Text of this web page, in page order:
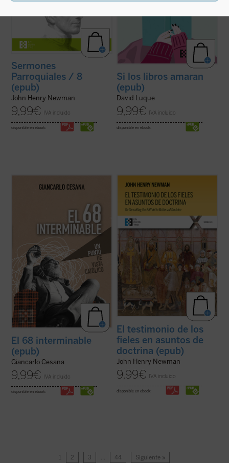
Sermones
Parroquiales / 8
(epub)
John Henry Newman
9,99€ IVA incluido
disponible en ebook:
Si los libros amaran
(epub)
David Luque
9,99€ IVA incluido
disponible en ebook:
«68 interminable»: a partir de su
acontecimientos de 1968 y la ruptura con
la tradición, considerando también sus
consecuencias sociales, políticas y
(ver ficha)
El 68 interminable
(epub)
Giancarlo Cesana
9,99€ IVA incluido
disponible en ebook:
El testimonio de los fieles en asuntos de
significativos de John Henry Newman en
su etapa católica. Publicado en 1859 en la
revistaThe Rambler, aborda una cuestión
decisiva en la vida de la ...(ver ficha)
El testimonio de los
fieles en asuntos de
doctrina (epub)
John Henry Newman
9,99€ IVA incluido
disponible en ebook:
1 2 3 … 44 Siguiente »